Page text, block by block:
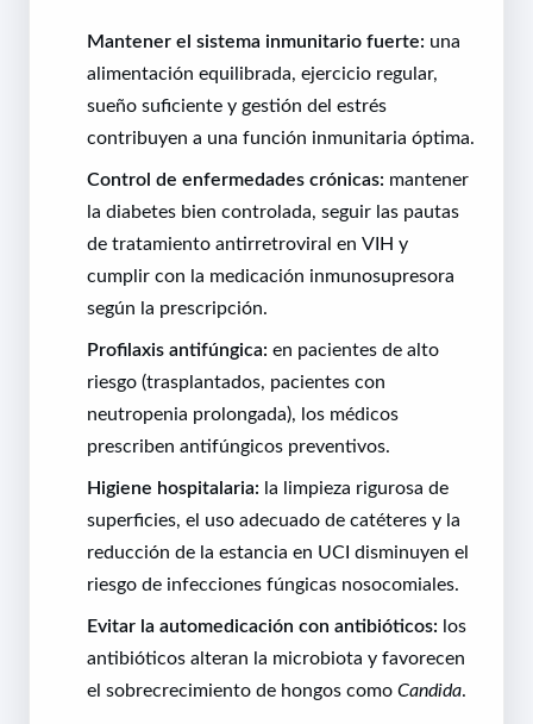
Mantener el sistema inmunitario fuerte: una
alimentación equilibrada, ejercicio regular,
sueño suficiente y gestión del estrés
contribuyen a una función inmunitaria óptima.
Control de enfermedades crónicas: mantener
la diabetes bien controlada, seguir las pautas
de tratamiento antirretroviral en VIH y
cumplir con la medicación inmunosupresora
según la prescripción.
Profilaxis antifúngica: en pacientes de alto
riesgo (trasplantados, pacientes con
neutropenia prolongada), los médicos
prescriben antifúngicos preventivos.
Higiene hospitalaria: la limpieza rigurosa de
superficies, el uso adecuado de catéteres y la
reducción de la estancia en UCI disminuyen el
riesgo de infecciones fúngicas nosocomiales.
Evitar la automedicación con antibióticos: los
antibióticos alteran la microbiota y favorecen
el sobrecrecimiento de hongos como Candida.